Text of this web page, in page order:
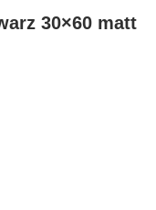
30×60 matt